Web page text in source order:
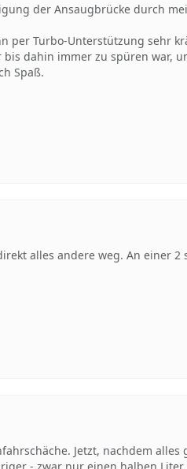
der Ansaugbrücke durch
per Turbo-Unterstützung sehr
dahin immer zu spüren war,
Spaß.
alles andere weg. An einer
Jetzt, nachdem